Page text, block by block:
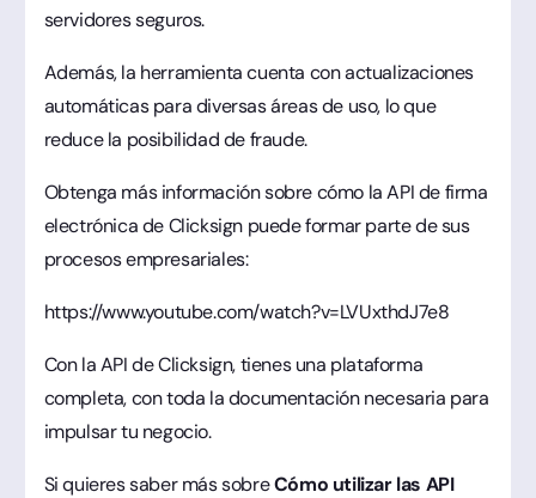
servidores seguros.
Además, la herramienta cuenta con actualizaciones
automáticas para diversas áreas de uso, lo que
reduce la posibilidad de fraude.
Obtenga más información sobre cómo la API de firma
electrónica de Clicksign puede formar parte de sus
procesos empresariales:
https://www.youtube.com/watch?v=LVUxthdJ7e8
Con la API de Clicksign, tienes una plataforma
completa, con toda la documentación necesaria para
impulsar tu negocio.
Si quieres saber más sobreCómo utilizar las API